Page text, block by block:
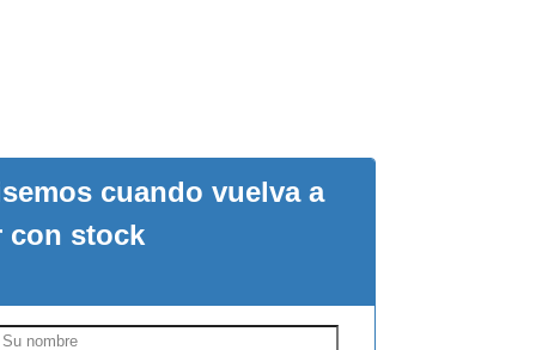
cuando vuelva a
con stock